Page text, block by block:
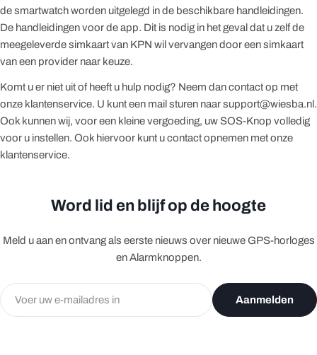
de smartwatch worden uitgelegd in de beschikbare handleidingen.
De handleidingen voor de app. Dit is nodig in het geval dat u zelf de
meegeleverde simkaart van KPN wil vervangen door een simkaart
van een provider naar keuze.
Komt u er niet uit of heeft u hulp nodig? Neem dan contact op met
onze klantenservice. U kunt een mail sturen naar support@wiesba.nl.
Ook kunnen wij, voor een kleine vergoeding, uw SOS-Knop volledig
voor u instellen. Ook hiervoor kunt u contact opnemen met onze
klantenservice.
Word lid en blijf op de hoogte
Meld u aan en ontvang als eerste nieuws over nieuwe GPS-horloges
en Alarmknoppen.
E-
mail
Aanmelden